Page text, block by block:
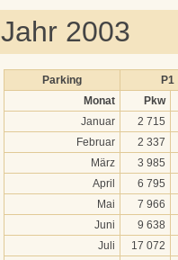
Jahr 2003
Parking
P1
Monat
Pkw
Januar
2 715
Februar
2 337
März
3 985
April
6 795
Mai
7 966
Juni
9 638
Juli
17 072